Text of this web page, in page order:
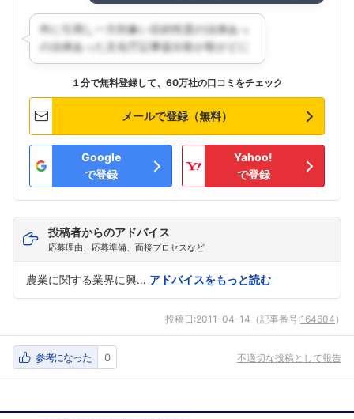
１分で無料登録して、60万社の口コミをチェック
メールで登録（無料）
Google
で登録
Yahoo!
で登録
投稿者からのアドバイス
応募理由、応募準備、面接プロセスなど
農業に関する業界に興… アドバイスをもっと読む
投稿日:2011-04-14 （記事番号:164604 ）
参考になった 0 不適切な投稿として報告